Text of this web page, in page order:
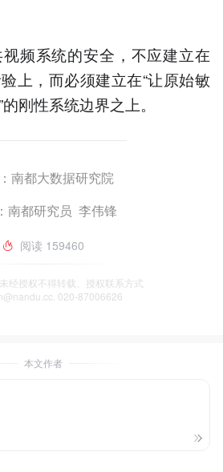
频系统的安全，不应建立在
上，而必须建立在“让原始敏
刚性系统边界之上。
南都大数据研究院
南都研究员 李伟锋
阅读 159460
经授权不得转载、授权联系方式
020-87006626
本文作者